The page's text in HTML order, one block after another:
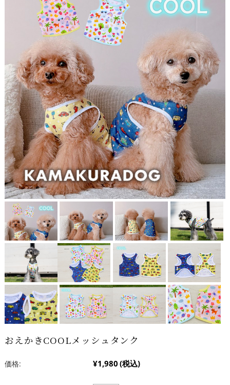
おえかきCOOLメッシュタンク
価格: ¥1,980(税込)